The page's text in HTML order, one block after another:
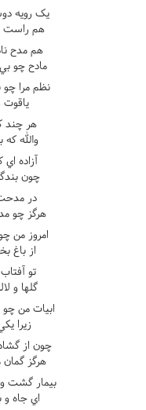
يک رويه
هم راست
هم مدح
مادح چو
نظم مرا
ياقوت
هر چند
والله
آزاده
چون
در مدحت
هرگز چو
امروز من
از باغ
تو
گلها و
ابيات من
زيرا
چون از
هرگز
بيمار گشت
اي جاه و